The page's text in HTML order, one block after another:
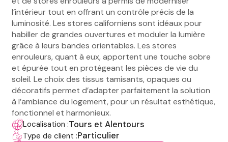
l’intérieur tout en offrant un contrôle précis de la
luminosité. Les stores californiens sont idéaux pour
habiller de grandes ouvertures et moduler la lumière
grâce à leurs bandes orientables. Les stores
enrouleurs, quant à eux, apportent une touche sobre
et épurée tout en protégeant les pièces de vie du
soleil. Le choix des tissus tamisants, opaques ou
décoratifs permet d’adapter parfaitement la solution
à l’ambiance du logement, pour un résultat esthétique,
fonctionnel et harmonieux.
Localisation :Tours et Alentours
Type de client :Particulier